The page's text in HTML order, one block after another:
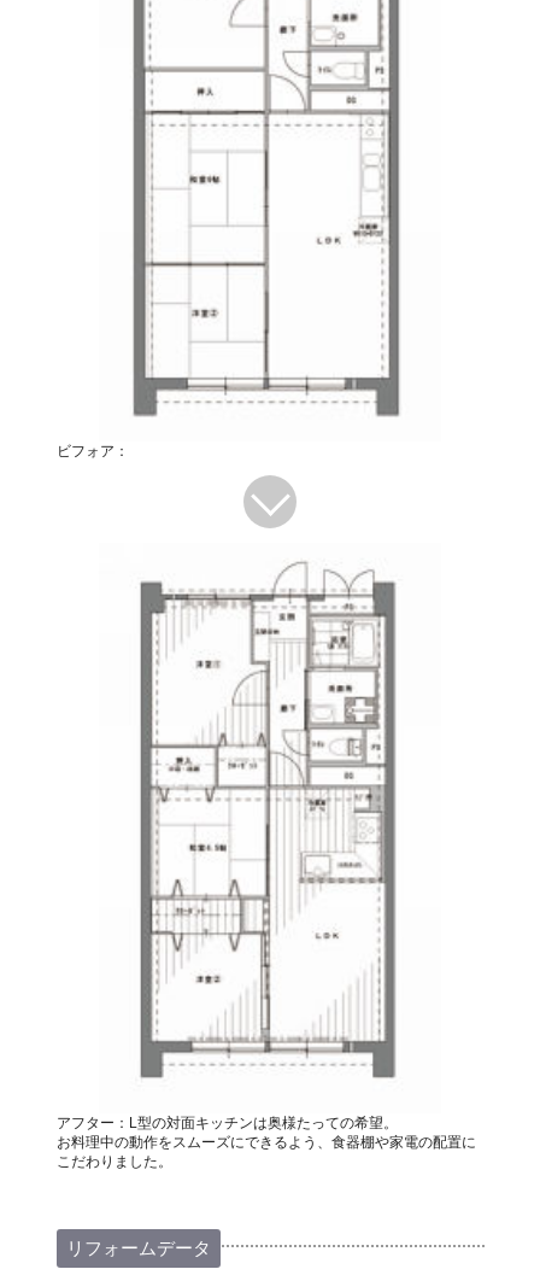
ビフォア：
アフター：L型の対面キッチンは奥様たっての希望。
お料理中の動作をスムーズにできるよう、食器棚や家電の配置に
こだわりました。
リフォームデータ